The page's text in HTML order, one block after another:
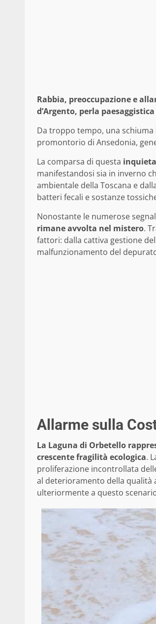
Rabbia, preoccupazione e
d’Argento, perla
Da troppo tempo, una
promontorio di Ansedonia,
La comparsa di questa
manifestandosi sia in inverno
ambientale della Toscana e
batteri fecali e sostanze
Nonostante le numerose
rimane avvolta nel mistero.
fattori: dalla cattiva gestione
malfunzionamento del
Allarme sulla
La Laguna di Orbetello
crescente fragilità ecologica.
proliferazione incontrollata
al deterioramento della qualità
ulteriormente a questo